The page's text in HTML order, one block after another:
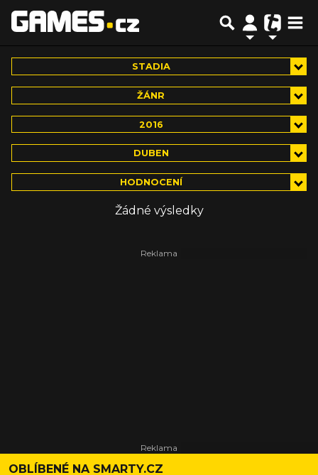
STADIA
ŽÁNR
2016
DUBEN
HODNOCENÍ
Žádné výsledky
OBLÍBENÉ NA SMARTY.CZ